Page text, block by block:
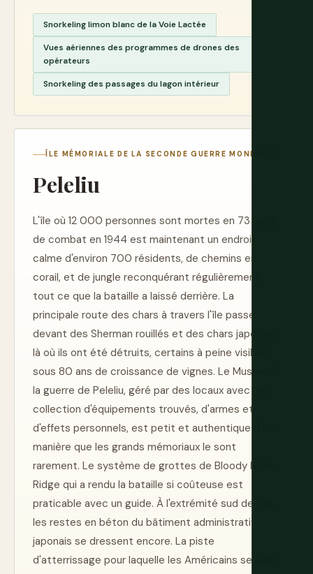
Snorkeling limon blanc de la Voie Lactée
Vues aériennes des programmes de drones des
opérateurs
Snorkeling des passages du lagon intérieur
ÎLE MÉMORIALE DE LA SECONDE GUERRE MONDIALE
Peleliu
L'île où 12 000 personnes sont mortes en 73 jours
de combat en 1944 est maintenant un endroit
calme d'environ 700 résidents, de chemins en
corail, et de jungle reconquérant régulièrement
tout ce que la bataille a laissé derrière. La
principale route des chars à travers l'île passe
devant des Sherman rouillés et des chars japonais
là où ils ont été détruits, certains à peine visibles
sous 80 ans de croissance de vignes. Le Musée de
la guerre de Peleliu, géré par des locaux avec une
collection d'équipements trouvés, d'armes et
d'effets personnels, est petit et authentique d'une
manière que les grands mémoriaux le sont
rarement. Le système de grottes de Bloody Nose
Ridge qui a rendu la bataille si coûteuse est
praticable avec un guide. À l'extrémité sud de l'île,
les restes en béton du bâtiment administratif
japonais se dressent encore. La piste
d'atterrissage pour laquelle les Américains se sont